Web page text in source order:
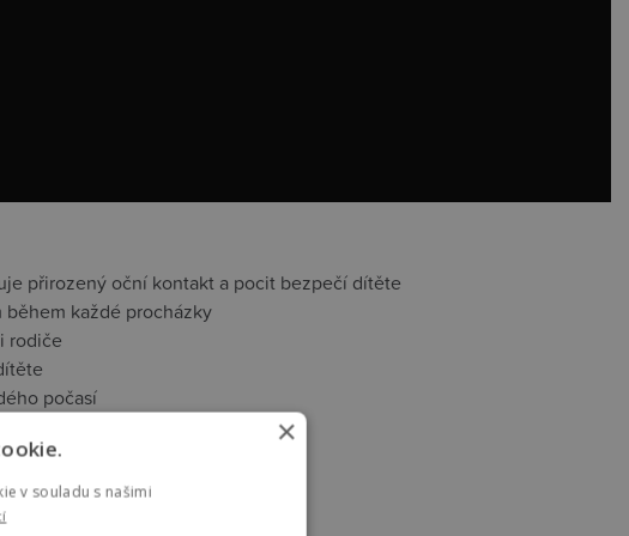
přirozený oční kontakt a pocit bezpečí dítěte
každé procházky
rodiče
počasí
každodenní potřeby
×
v souladu s našimi